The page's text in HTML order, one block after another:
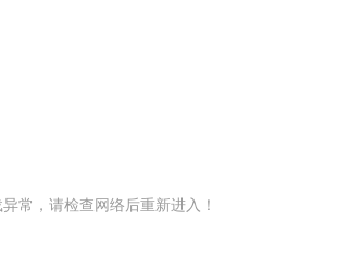
异常，请检查网络后重新进入！